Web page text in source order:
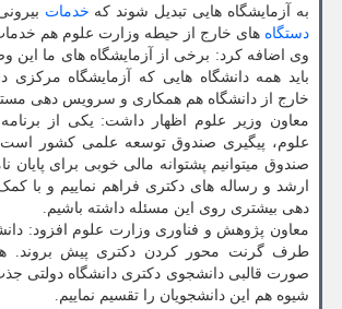
به آزمایشگاه هایی تبدیل شوند که خدمات
دستگاه های خارج از حیطه وزارت علوم هم
وی اضافه کرد: برخی از آزمایشگاه های ما این
باید همه دانشگاه هایی که آزمایشگاه مرکزی
خارج از دانشگاه هم همکاری و سرویس دهی
معاون وزیر علوم اظهار داشت: یکی از
علوم، پیگیری صندوق توسعه علمی کشور است
صندوق میتوانیم پشتوانه مالی خوبی برای پایان
ارشد و رساله های دکتری فراهم نماییم و با
دهی بیشتری روی این مسئله داشته باشیم.
معاون پژوهش و فناوری وزارت علوم افزود:
طرف گرنت محور کردن دکتری پیش بروند.
صورت قالبی دانشجوی دکتری دانشگاه دولتی
شیوه هم این دانشجویان را تقسیم نماییم.